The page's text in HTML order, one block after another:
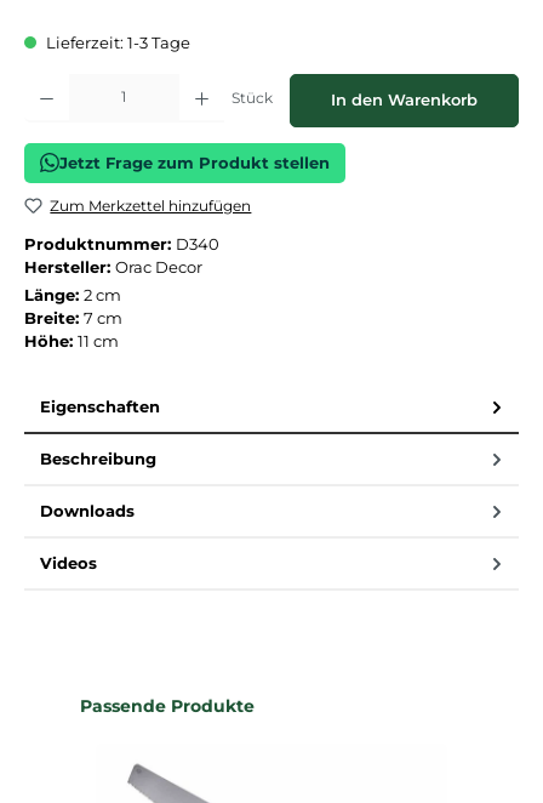
Lieferzeit: 1-3 Tage
Produkt Anzahl: Gib den gewünschten Wert ein oder benutze die
Stück In den Warenkorb
Jetzt Frage zum Produkt stellen
Zum Merkzettel hinzufügen
Produktnummer: D340
Hersteller: Orac Decor
Länge: 2 cm
Breite: 7 cm
Höhe: 11 cm
Eigenschaften
Beschreibung
Downloads
Videos
Produktgalerie überspringen
Passende Produkte